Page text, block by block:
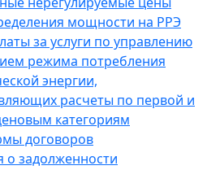
мощности на РРЭ
за услуги по управлению
режима потребления
энергии,
расчеты по первой и
категориям
договоров
о задолженности